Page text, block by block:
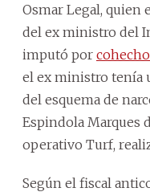
Osmar Legal, quien
del ex ministro del
imputó por
el ex ministro tenía
del esquema de
Espindola Marques
operativo Turf,
Según el fiscal